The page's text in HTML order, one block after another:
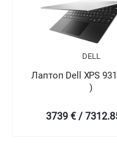
DELL
Лаптоп Dell XPS
)
4758.99 € /